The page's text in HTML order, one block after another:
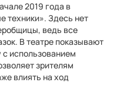
2019 года в
Здесь нет
ведь все
В театре показывают
использованием
зрителям
влиять на ход